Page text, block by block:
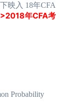
映入 18年CFA
年CFA考
Probability